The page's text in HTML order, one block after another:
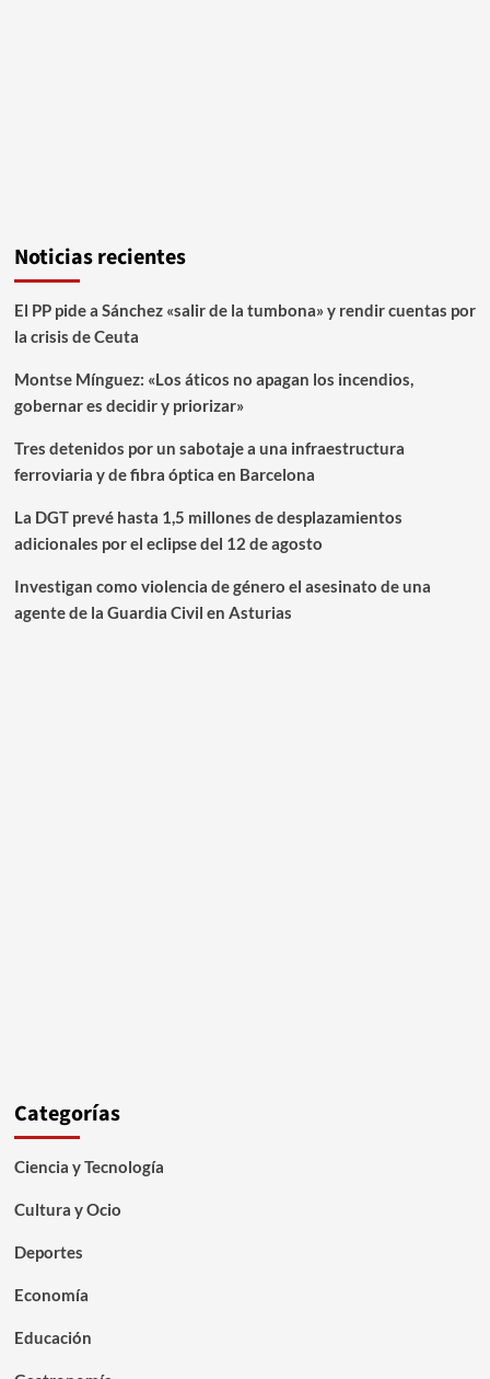
Noticias recientes
El PP pide a Sánchez «salir de la tumbona» y rendir cuentas por
la crisis de Ceuta
Montse Mínguez: «Los áticos no apagan los incendios,
gobernar es decidir y priorizar»
Tres detenidos por un sabotaje a una infraestructura
ferroviaria y de fibra óptica en Barcelona
La DGT prevé hasta 1,5 millones de desplazamientos
adicionales por el eclipse del 12 de agosto
Investigan como violencia de género el asesinato de una
agente de la Guardia Civil en Asturias
Categorías
Ciencia y Tecnología
Cultura y Ocio
Deportes
Economía
Educación